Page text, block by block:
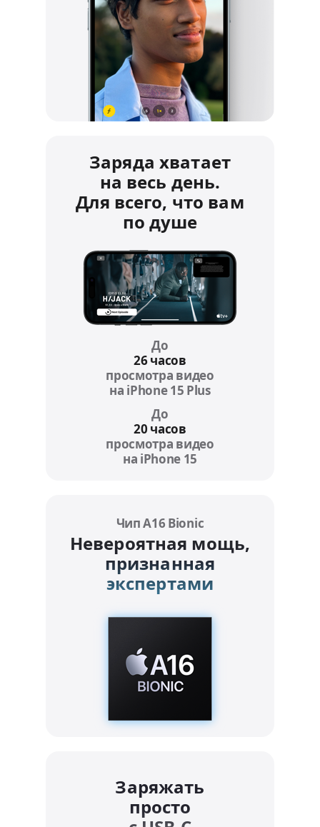
Заряда хватает
на весь день.
Для всего, что вам
по душе
До
26 часов
просмотра видео
на iPhone 15 PlusRefer to legal
До
20 часов
просмотра видео
на iPhone 15
Чип A16 Bionic
Невероятная мощь,
признанная
экспертами
Заряжать
просто